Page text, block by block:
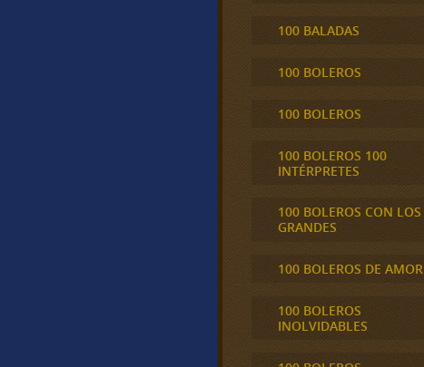
100 BALADAS
100 BOLEROS
100 BOLEROS
100 BOLEROS 100
INTÉRPRETES
100 BOLEROS CON LOS
GRANDES
100 BOLEROS DE AMOR
100 BOLEROS
INOLVIDABLES